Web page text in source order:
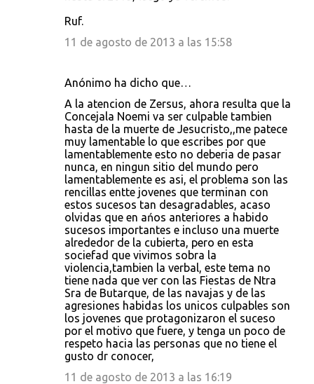
Ruf.
11 de agosto de 2013 a las 15:58
Anónimo ha dicho que…
A la atencion de Zersus, ahora resulta que la
Concejala Noemi va ser culpable tambien
hasta de la muerte de Jesucristo,,me patece
muy lamentable lo que escribes por que
lamentablemente esto no deberia de pasar
nunca, en ningun sitio del mundo pero
lamentablemente es asi, el problema son las
rencillas entte jovenes que terminan con
estos sucesos tan desagradables, acaso
olvidas que en ańos anteriores a habido
sucesos importantes e incluso una muerte
alrededor de la cubierta, pero en esta
sociefad que vivimos sobra la
violencia,tambien la verbal, este tema no
tiene nada que ver con las Fiestas de Ntra
Sra de Butarque, de las navajas y de las
agresiones habidas los unicos culpables son
los jovenes que protagonizaron el suceso
por el motivo que fuere, y tenga un poco de
respeto hacia las personas que no tiene el
gusto dr conocer,
11 de agosto de 2013 a las 16:19